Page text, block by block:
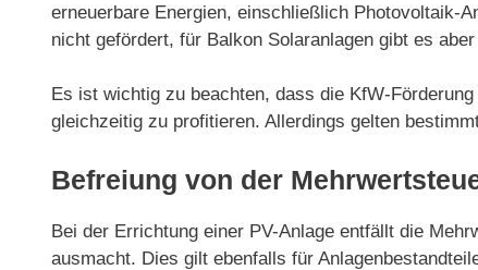
erneuerbare Energien, einschließlich Photovoltaik-
nicht gefördert, für Balkon Solaranlagen gibt es
Es ist wichtig zu beachten, dass die KfW-
gleichzeitig zu profitieren. Allerdings gelten
Befreiung von der
Bei der Errichtung einer PV-Anlage entfällt die
ausmacht. Dies gilt ebenfalls für